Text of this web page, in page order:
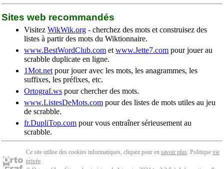
Sites web recommandés
Visitez WikWik.org - cherchez des mots et construisez des
listes à partir des mots du Wiktionnaire.
www.BestWordClub.com et www.Jette7.com pour jouer au
scrabble duplicate en ligne.
1Mot.net pour jouer avec les mots, les anagrammes, les
suffixes, les préfixes, etc.
Ortograf.ws pour chercher des mots.
www.ListesDeMots.com pour des listes de mots utiles au jeu
de scrabble.
fr.DupliTop.com pour vous entraîner sérieusement au
scrabble.
Ce site utilise des cookies informatiques, cliquez pour en savoir plus. Politique vie
privée.